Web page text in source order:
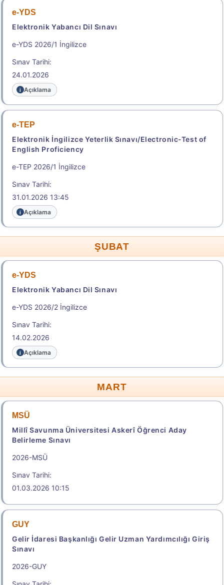
Başvuru Yap
.2026-İYÖS
İdari Yargı Ön Sınavı
Başvuru Tarihi: 11.08.2026 - 19.08.2026
.2026-TR-YÖS/2
Türkiye Yurt Dışından Öğrenci Kabul Sınavı
23:59
SINAVI (TR-YÖS/2) KILAVUZU
HIGHER EDUCATION IN TÜRKİYE (TR-YÖS/2) GUIDE
.2026-DGS
Sonuç Tarihi: 13.08.2026
Ön Lisans Diploması Alınacak Olan/Alınan Program
e-YDS
Elektronik Yabancı Dil Sınavı
e-YDS 2026/1 İngilizce
Sınav Tarihi:
24.01.2026
Açıklama
e-TEP
Elektronik İngilizce Yeterlik Sınavı/Electronic-Test of
English Proficiency
e-TEP 2026/1 İngilizce
Sınav Tarihi:
31.01.2026 13:45
Açıklama
ŞUBAT
e-YDS
Elektronik Yabancı Dil Sınavı
e-YDS 2026/2 İngilizce
Sınav Tarihi:
14.02.2026
Açıklama
MART
MSÜ
Millî Savunma Üniversitesi Askerî Öğrenci Aday
Belirleme Sınavı
2026-MSÜ
Sınav Tarihi:
01.03.2026 10:15
GUY
Gelir İdaresi Başkanlığı Gelir Uzman Yardımcılığı Giriş
Sınavı
2026-GUY